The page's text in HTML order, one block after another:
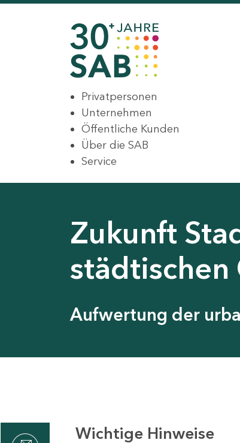
Privatpersonen
Unternehmen
Öffentliche Kunden
Über die SAB
Service
Zukunft
städtischen
Aufwertung der
Wichtige Hinweise